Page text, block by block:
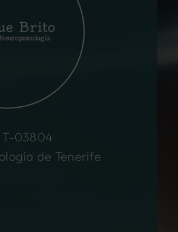
T-03804
de Tenerife